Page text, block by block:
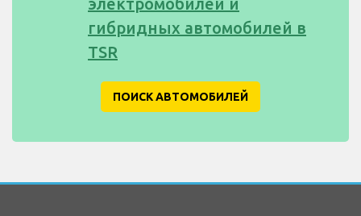
гибридных автомобилей в
TSR
ПОИСК АВТОМОБИЛЕЙ